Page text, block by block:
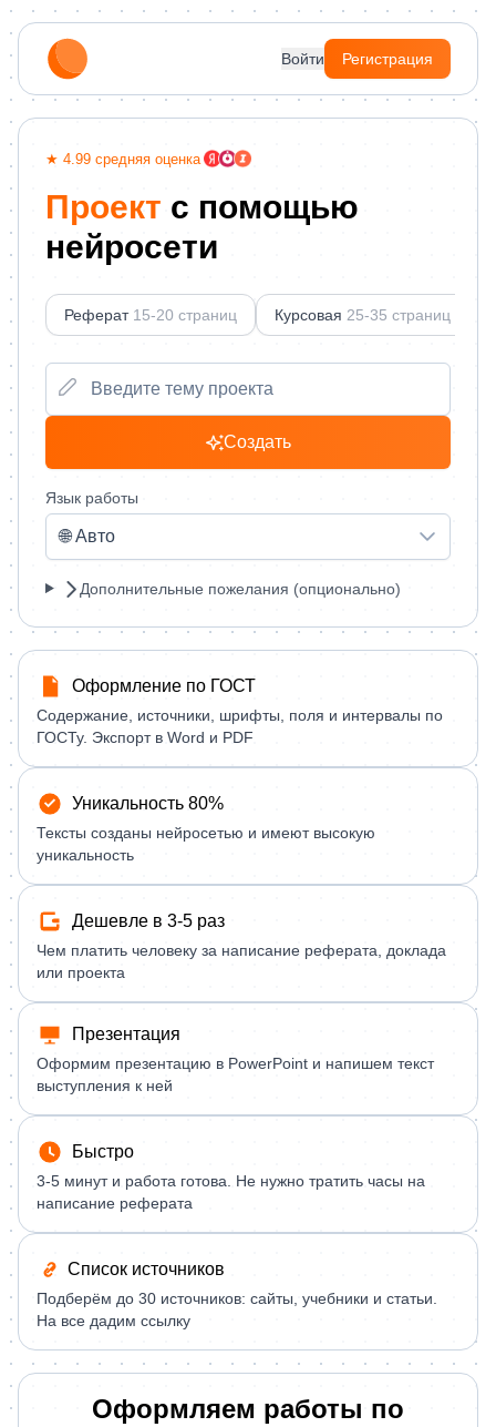
Войти Регистрация
★ 4.99 средняя оценка /
Проект с помощью
нейросети
Реферат 15-20 страниц Курсовая 25-35 страниц
Создать
Язык работы
🌐 Авто
Дополнительные пожелания (опционально)
Оформление по ГОСТ
Содержание, источники, шрифты, поля и интервалы по
ГОСТу. Экспорт в Word и PDF
Уникальность 80%
Тексты созданы нейросетью и имеют высокую
уникальность
Дешевле в 3-5 раз
Чем платить человеку за написание реферата, доклада
или проекта
Презентация
Оформим презентацию в PowerPoint и напишем текст
выступления к ней
Быстро
3-5 минут и работа готова. Не нужно тратить часы на
написание реферата
Список источников
Подберём до 30 источников: сайты, учебники и статьи.
На все дадим ссылку
Оформляем работы по